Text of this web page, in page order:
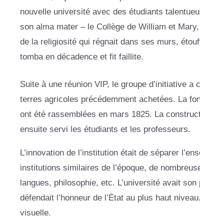
nouvelle université avec des étudiants
son alma mater – le Collège de William et
de la religiosité qui régnait dans ses murs,
tomba en décadence et fit faillite.
Suite à une réunion VIP, le groupe d’initiative
terres agricoles précédemment achetées. La
ont été rassemblées en mars 1825. La
ensuite servi les étudiants et les professeurs.
L’innovation de l’institution était de séparer
institutions similaires de l’époque, de
langues, philosophie, etc. L’université avait
défendait l’honneur de l’État au plus haut
visuelle.